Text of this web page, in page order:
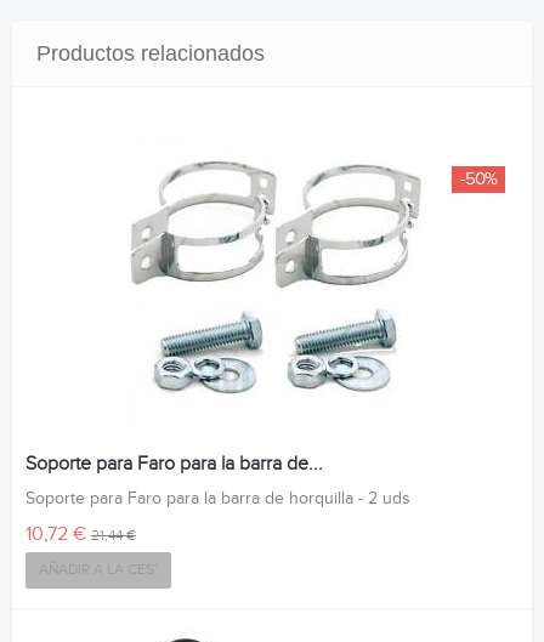
Productos relacionados
-50%
Soporte para Faro para la barra de...
Soporte para Faro para la barra de horquilla - 2 uds
10,72 € 21,44 €
AÑADIR A LA CESTA